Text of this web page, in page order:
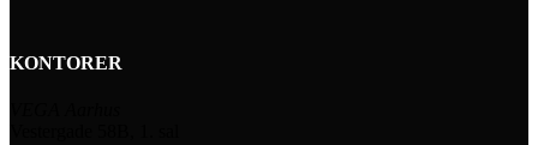
KONTORER